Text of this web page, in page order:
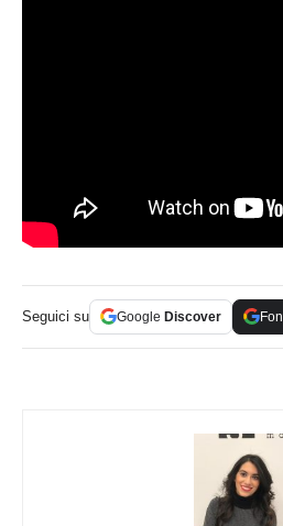
Seguici su Google Discover